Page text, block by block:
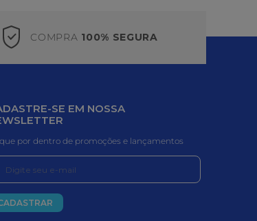
COMPRA 100% SEGURA
SE EM NOSSA
por dentro de promoções e lançamentos